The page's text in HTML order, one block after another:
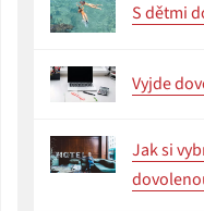
S dětmi
Vyjde
Jak si